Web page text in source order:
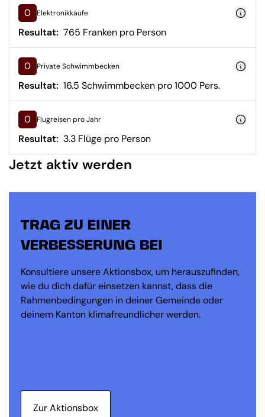
0 Elektronikkäufe
Resultat: 765 Franken pro Person
0 Private Schwimmbecken
Resultat: 16.5 Schwimmbecken pro 1000 Pers.
0 Flugreisen pro Jahr
Resultat: 3.3 Flüge pro Person
Jetzt aktiv werden
TRAG ZU EINER
VERBESSERUNG BEI
Konsultiere unsere Aktionsbox, um herauszufinden,
wie du dich dafür einsetzen kannst, dass die
Rahmenbedingungen in deiner Gemeinde oder
deinem Kanton klimafreundlicher werden.
Zur Aktionsbox